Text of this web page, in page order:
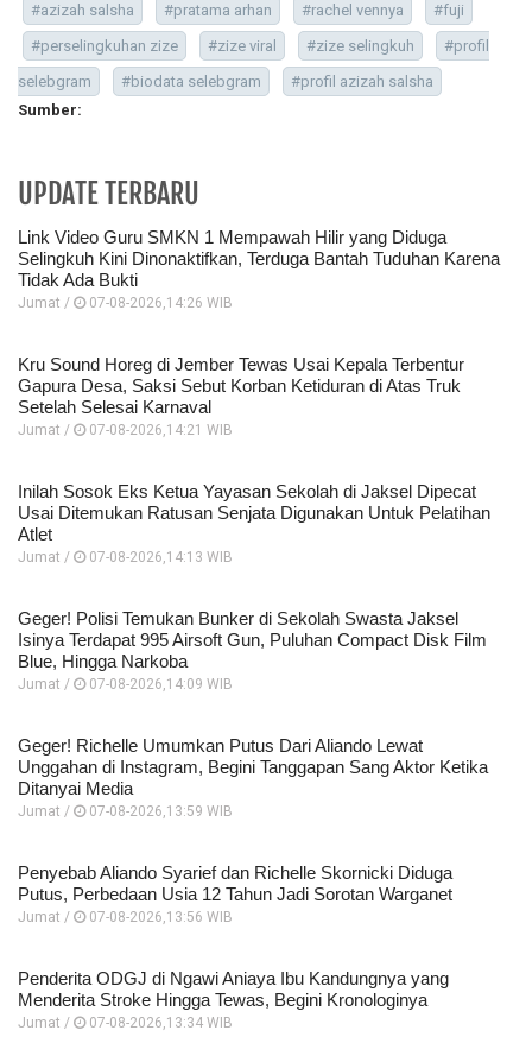
#azizah salsha
#pratama arhan #rachel vennya
#fuji
#perselingkuhan zize
#zize viral #zize selingkuh
#profil
selebgram
#biodata selebgram
#profil azizah salsha
Sumber:
UPDATE TERBARU
Link Video Guru SMKN 1 Mempawah Hilir yang Diduga
Selingkuh Kini Dinonaktifkan, Terduga Bantah Tuduhan Karena
Tidak Ada Bukti
Jumat / 07-08-2026,14:26 WIB
Kru Sound Horeg di Jember Tewas Usai Kepala Terbentur
Gapura Desa, Saksi Sebut Korban Ketiduran di Atas Truk
Setelah Selesai Karnaval
Jumat / 07-08-2026,14:21 WIB
Inilah Sosok Eks Ketua Yayasan Sekolah di Jaksel Dipecat
Usai Ditemukan Ratusan Senjata Digunakan Untuk Pelatihan
Atlet
Jumat / 07-08-2026,14:13 WIB
Geger! Polisi Temukan Bunker di Sekolah Swasta Jaksel
Isinya Terdapat 995 Airsoft Gun, Puluhan Compact Disk Film
Blue, Hingga Narkoba
Jumat / 07-08-2026,14:09 WIB
Geger! Richelle Umumkan Putus Dari Aliando Lewat
Unggahan di Instagram, Begini Tanggapan Sang Aktor Ketika
Ditanyai Media
Jumat / 07-08-2026,13:59 WIB
Penyebab Aliando Syarief dan Richelle Skornicki Diduga
Putus, Perbedaan Usia 12 Tahun Jadi Sorotan Warganet
Jumat / 07-08-2026,13:56 WIB
Penderita ODGJ di Ngawi Aniaya Ibu Kandungnya yang
Menderita Stroke Hingga Tewas, Begini Kronologinya
Jumat / 07-08-2026,13:34 WIB